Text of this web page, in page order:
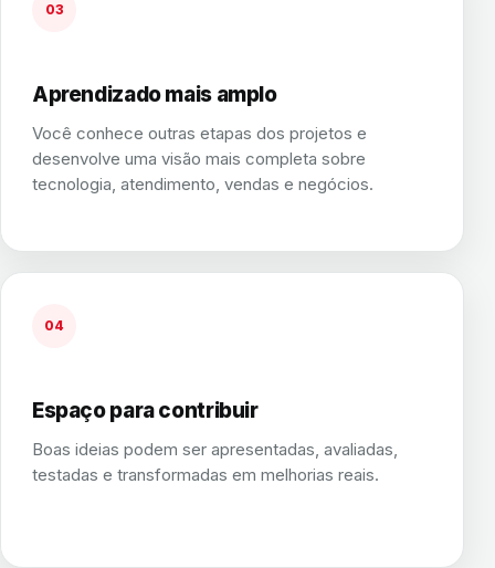
03
Aprendizado mais amplo
Você conhece outras etapas dos projetos e
desenvolve uma visão mais completa sobre
tecnologia, atendimento, vendas e negócios.
04
Espaço para contribuir
Boas ideias podem ser apresentadas, avaliadas,
testadas e transformadas em melhorias reais.